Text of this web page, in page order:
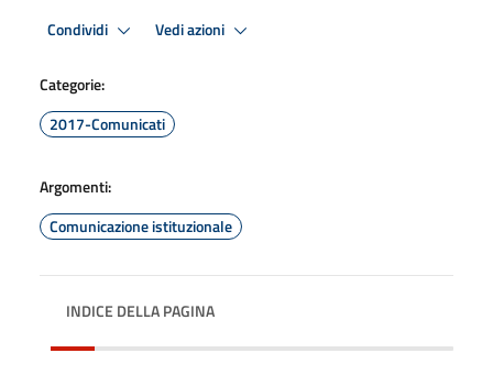
Condividi Vedi azioni
Categorie:
2017-Comunicati
Argomenti:
Comunicazione istituzionale
INDICE DELLA PAGINA